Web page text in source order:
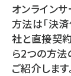
ai
note
オンライン
方法は「決
社と直接契
ら2つの方法
ご紹介します